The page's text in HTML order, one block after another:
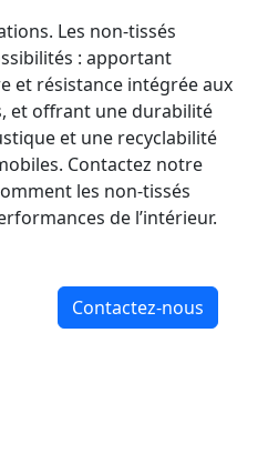
Les non-tissés
: apportant
et résistance intégrée aux
et offrant une durabilité
et une recyclabilité
Contactez notre
les non-tissés
de l’intérieur.
Contactez-nous